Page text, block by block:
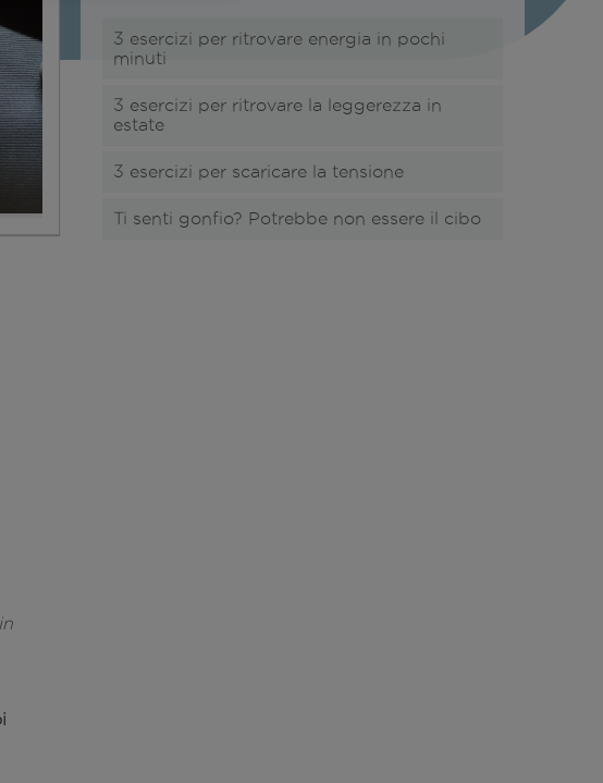
3 esercizi per ritrovare energia in pochi
minuti
3 esercizi per ritrovare la leggerezza in
estate
3 esercizi per scaricare la tensione
Ti senti gonfio? Potrebbe non essere il cibo